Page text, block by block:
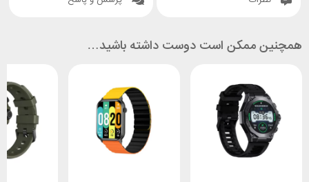
همچنین ممکن است دوست داشته باشید…